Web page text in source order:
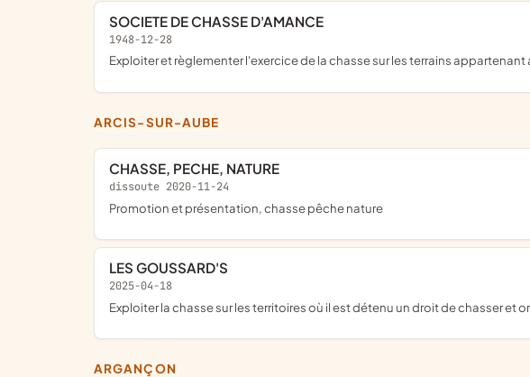
SOCIETE DE CHASSE D'AMANCE
1948-12-28
exploiter et règlementer l'exercice de la chasse sur les terrains
ARCIS-SUR-AUBE
CHASSE, PECHE, NATURE
dissoute 2020-11-24
promotion et présentation, chasse pêche nature
LES GOUSSARD'S
2025-04-18
exploiter la chasse sur les territoires où il est détenu un droit de chasser
ARGANÇON